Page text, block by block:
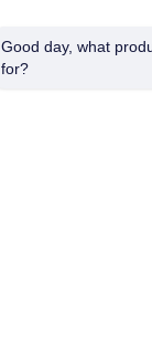
Good day, what
for?